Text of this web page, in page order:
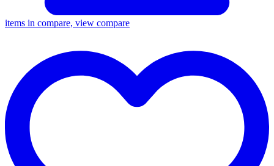
items in compare, view compare